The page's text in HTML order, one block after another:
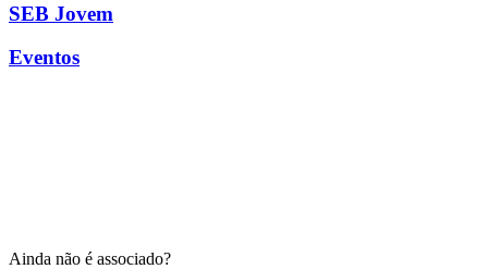
SEB Jovem
Eventos
Ainda não é associado?